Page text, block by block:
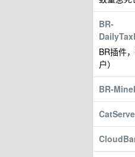
BR-
BR插件
户）
BR-